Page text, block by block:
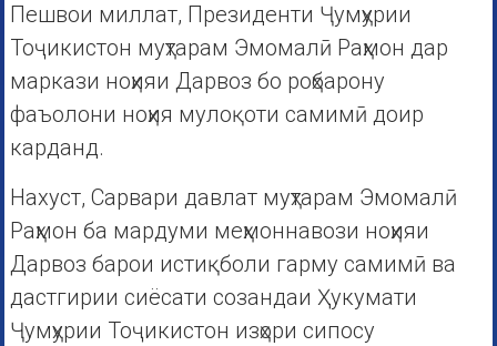
Пешвои миллат, Президенти Ҷумҳурии
Тоҷикистон муҳтарам Эмомалӣ Раҳмон дар
маркази ноҳияи Дарвоз бо роҳбарону
фаъолони ноҳия мулоқоти самимӣ доир
карданд.
Нахуст, Сарвари давлат муҳтарам Эмомалӣ
Раҳмон ба мардуми меҳмоннавози ноҳияи
Дарвоз барои истиқболи гарму самимӣ ва
дастгирии сиёсати созандаи Ҳукумати
Ҷумҳурии Тоҷикистон изҳори сипосу